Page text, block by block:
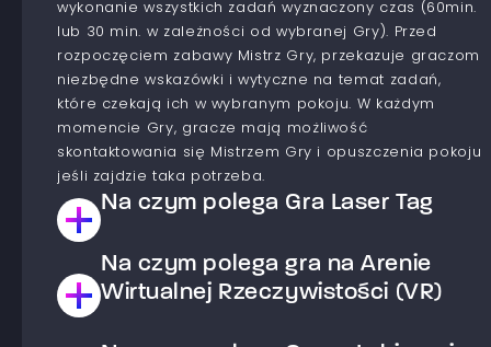
wykonanie wszystkich zadań wyznaczony czas (60min.
lub 30 min. w zależności od wybranej Gry). Przed
rozpoczęciem zabawy Mistrz Gry, przekazuje graczom
niezbędne wskazówki i wytyczne na temat zadań,
które czekają ich w wybranym pokoju. W każdym
momencie Gry, gracze mają możliwość
skontaktowania się Mistrzem Gry i opuszczenia pokoju
jeśli zajdzie taka potrzeba.
Na czym polega Gra Laser Tag
Jest to Gra typu paintball laserowy. Gracze dzielą się
na drużyny, które współzawodniczą ze sobą aby
osiągnąć cel wyznaczony w wybranym scenariuszu.
Na czym polega gra na Arenie
Wirtualnej Rzeczywistości (VR)